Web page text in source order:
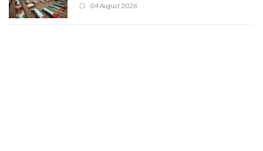
muertos figuran 44 niños y nueve ancianos
04 August 2026